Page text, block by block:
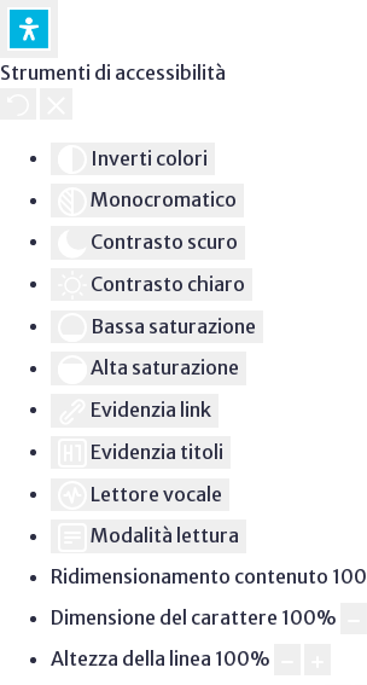
Strumenti di accessibilità
Inverti colori
Monocromatico
Contrasto scuro
Contrasto chiaro
Bassa saturazione
Alta saturazione
Evidenzia link
Evidenzia titoli
Lettore vocale
Modalità lettura
Ridimensionamento contenuto 100
Dimensione del carattere 100%
Altezza della linea 100%